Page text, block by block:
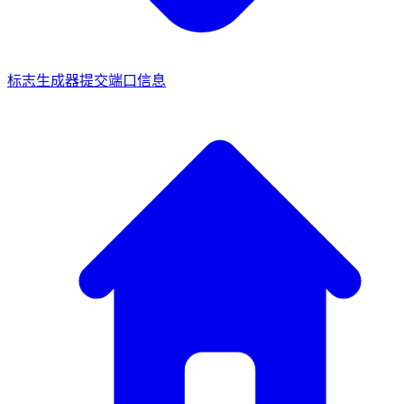
标志生成器提交端口信息